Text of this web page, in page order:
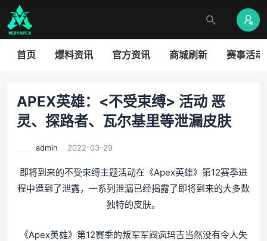
首页 爆料资讯 官方资讯 商城刷新 赛事活动
APEX英雄：<不受束缚> 活动 恶
灵、探路者、瓦尔基里等泄漏皮肤
admin 2022-03-29
即将到来的不受束缚主题活动在《Apex英雄》第12赛季进
程中遭到了泄露，一系列泄漏已经揭露了即将到来的大多数
独特的皮肤。
《Apex英雄》第12赛季的叛军军阀疯玛吉当然没有令人失